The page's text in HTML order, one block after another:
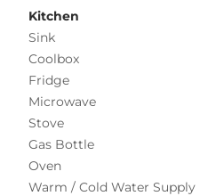
Kitchen
Sink
Coolbox
Fridge
Microwave
Stove
Gas Bottle
Oven
Warm / Cold Water Supply